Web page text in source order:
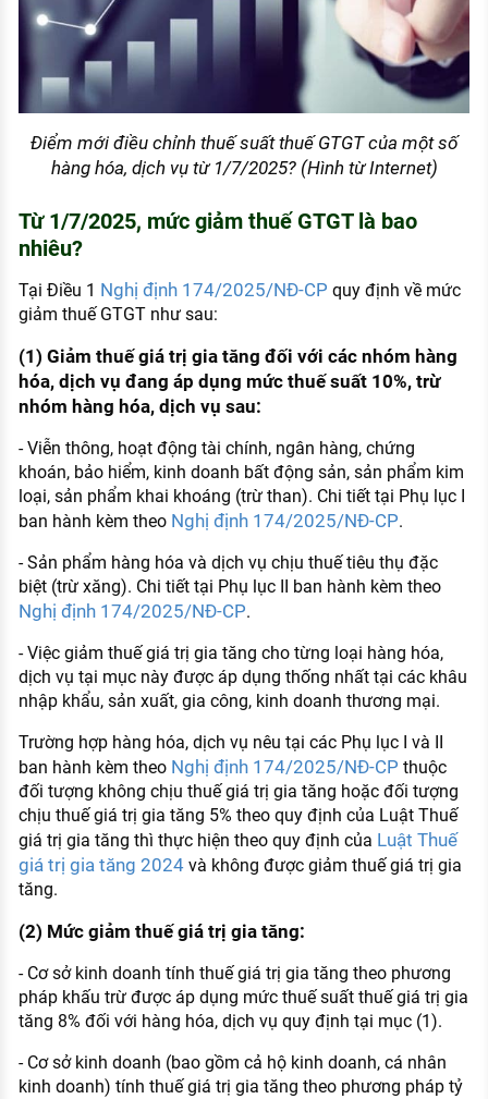
Điểm mới điều chỉnh thuế suất thuế GTGT của một số
hàng hóa, dịch vụ từ 1/7/2025? (Hình từ Internet)
Từ 1/7/2025, mức giảm thuế GTGT là bao
nhiêu?
Tại Điều 1 Nghị định 174/2025/NĐ-CP quy định về mức
giảm thuế GTGT như sau:
(1) Giảm thuế giá trị gia tăng đối với các nhóm hàng
hóa, dịch vụ đang áp dụng mức thuế suất 10%, trừ
nhóm hàng hóa, dịch vụ sau:
- Viễn thông, hoạt động tài chính, ngân hàng, chứng
khoán, bảo hiểm, kinh doanh bất động sản, sản phẩm kim
loại, sản phẩm khai khoáng (trừ than). Chi tiết tại Phụ lục I
ban hành kèm theo Nghị định 174/2025/NĐ-CP.
- Sản phẩm hàng hóa và dịch vụ chịu thuế tiêu thụ đặc
biệt (trừ xăng). Chi tiết tại Phụ lục II ban hành kèm theo
Nghị định 174/2025/NĐ-CP.
- Việc giảm thuế giá trị gia tăng cho từng loại hàng hóa,
dịch vụ tại mục này được áp dụng thống nhất tại các khâu
nhập khẩu, sản xuất, gia công, kinh doanh thương mại.
Trường hợp hàng hóa, dịch vụ nêu tại các Phụ lục I và II
ban hành kèm theo Nghị định 174/2025/NĐ-CP thuộc
đối tượng không chịu thuế giá trị gia tăng hoặc đối tượng
chịu thuế giá trị gia tăng 5% theo quy định của Luật Thuế
giá trị gia tăng thì thực hiện theo quy định của Luật Thuế
giá trị gia tăng 2024và không được giảm thuế giá trị gia
tăng.
(2) Mức giảm thuế giá trị gia tăng:
- Cơ sở kinh doanh tính thuế giá trị gia tăng theo phương
pháp khấu trừ được áp dụng mức thuế suất thuế giá trị gia
tăng 8% đối với hàng hóa, dịch vụ quy định tại mục (1).
- Cơ sở kinh doanh (bao gồm cả hộ kinh doanh, cá nhân
kinh doanh) tính thuế giá trị gia tăng theo phương pháp tỷ